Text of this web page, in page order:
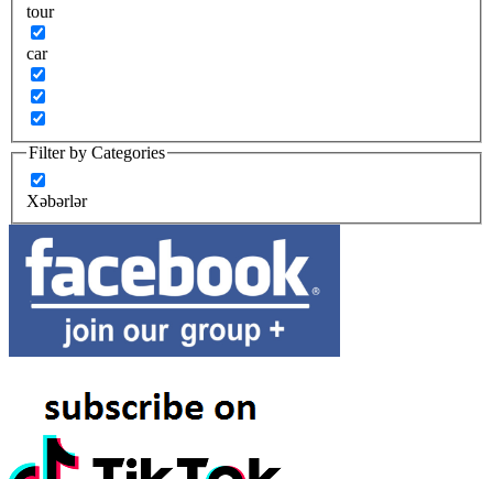
tour
car
Filter by Categories
Xəbərlər